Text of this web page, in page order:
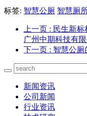
标签: 智慧公厕 智慧厕
上一页 : 民生新标
广州中期科技有限
下一页 : 智慧公
新闻资讯
公司新闻
行业资讯